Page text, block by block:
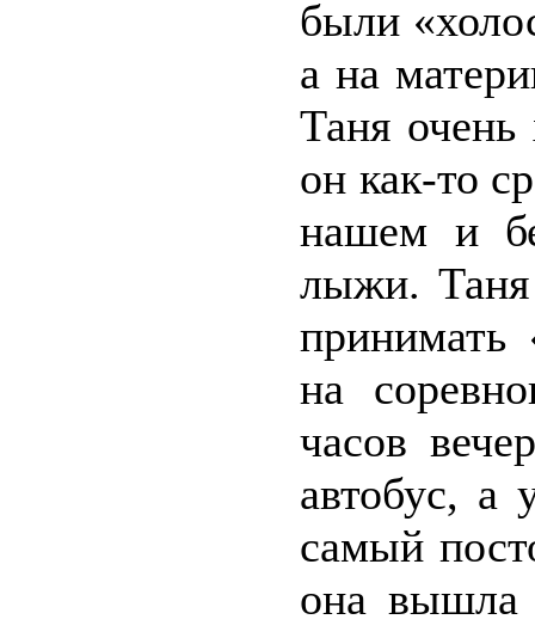
были
а на
Таня
он как-то
нашем и
лыжи. Таня
принимать
на
часов
автобус, а
самый
она вышла